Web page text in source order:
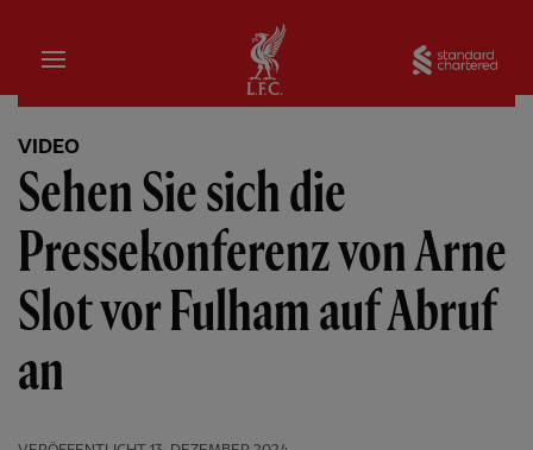
Startseite
VIDEO
Sehen Sie sich die
Pressekonferenz von Arne
Slot vor Fulham auf Abruf
an